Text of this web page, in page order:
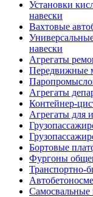
Установки
навески
Вахтовые
навески
Агрегаты
Передвижные
Агрегаты
Контейнер-
Агрегаты для
Бортовые
Фургоны
Транспортно-